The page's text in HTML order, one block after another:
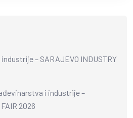
– SARAJEVO INDUSTRY
i industrije –
2026